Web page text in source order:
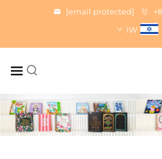
[email protected]
IW